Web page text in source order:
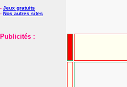
- Jeux gratuits
- Nos autres sites
Publicités :